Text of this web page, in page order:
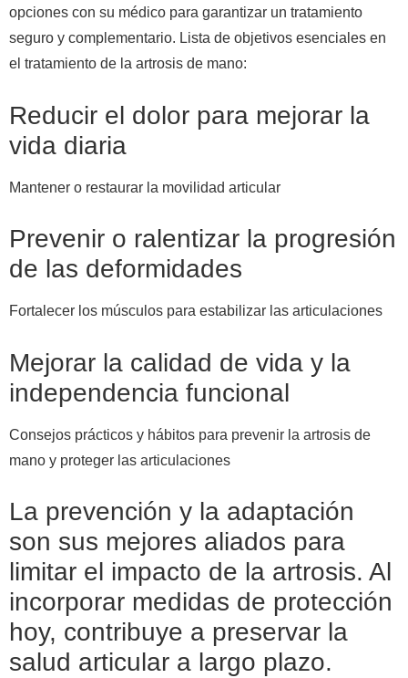
opciones con su médico para garantizar un tratamiento
seguro y complementario. Lista de objetivos esenciales en
el tratamiento de la artrosis de mano:
Reducir el dolor para mejorar la
vida diaria
Mantener o restaurar la movilidad articular
Prevenir o ralentizar la progresión
de las deformidades
Fortalecer los músculos para estabilizar las articulaciones
Mejorar la calidad de vida y la
independencia funcional
Consejos prácticos y hábitos para prevenir la artrosis de
mano y proteger las articulaciones
La prevención y la adaptación
son sus mejores aliados para
limitar el impacto de la artrosis. Al
incorporar medidas de protección
hoy, contribuye a preservar la
salud articular a largo plazo.